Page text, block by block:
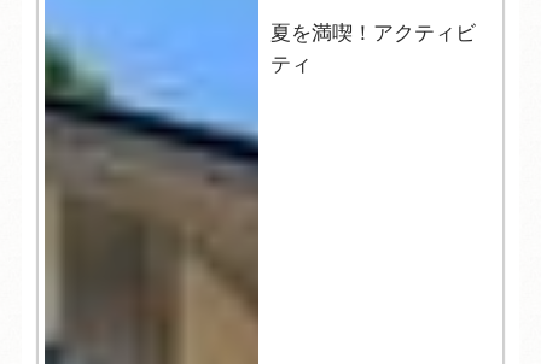
夏を満喫！アクティビ
ティ